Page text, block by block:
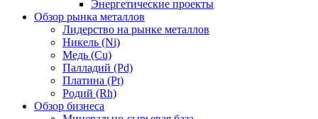
Энергетические проекты
Обзор рынка металлов
Лидерство на рынке металлов
Никель (Ni)
Медь (Cu)
Палладий (Pd)
Платина (Pt)
Родий (Rh)
Обзор бизнеса